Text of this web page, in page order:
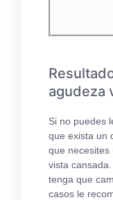
agudeza
Si no puedes
que exista un
que necesites
vista
tenga que
casos le